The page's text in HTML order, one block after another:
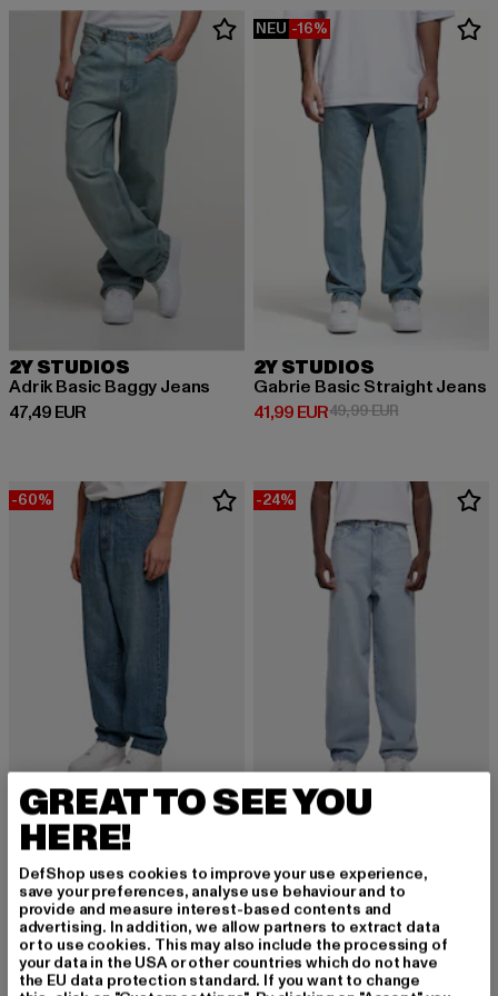
2Y STUDIOS
Adrik Basic Baggy Jeans
47,49 EUR
Derzeitiger Preis: 47,49 EUR
NEU -16%
2Y STUDIOS
Gabrie Basic Straight Jeans
41,99 EUR
Derzeitiger Preis: 41,99 EUR
49,99 EURAktionspreis:
-60%
URBAN CLASSICS
90‘s Jeans Loose
20,00 EUR
Derzeitiger Preis: 20,00 EUR
49,99 EUR
-24%
URBAN CLASSICS
NEU -10%
GREAT TO SEE YOU
HERE!
DefShop uses cookies to improve your use experience,
save your preferences, analyse use behaviour and to
provide and measure interest-based contents and
advertising. In addition, we allow partners to extract data
or to use cookies. This may also include the processing of
your data in the USA or other countries which do not have
the EU data protection standard. If you want to change